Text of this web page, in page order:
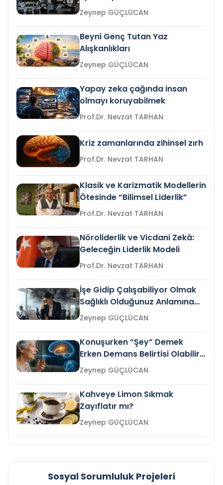
Zeynep GÜÇLÜCAN
Beyni Genç Tutan Yaz
Alışkanlıkları
Zeynep GÜÇLÜCAN
Yapay zeka çağında insan
olmayı koruyabilmek
Prof.Dr. Nevzat TARHAN
Kriz zamanlarında zihinsel zırh
Prof.Dr. Nevzat TARHAN
Klasik ve Karizmatik Modellerin
Ötesinde “Bilimsel Liderlik”
Prof.Dr. Nevzat TARHAN
Nöroliderlik ve Vicdani Zekâ:
Geleceğin Liderlik Modeli
Prof.Dr. Nevzat TARHAN
İşe Gidip Çalışabiliyor Olmak
Sağlıklı Olduğunuz Anlamına
Gelir mi?Zeynep GÜÇLÜCAN
Konuşurken “Şey” Demek
Erken Demans Belirtisi Olabilir
mi?
Zeynep GÜÇLÜCAN
Kahveye Limon Sıkmak
Zayıflatır mı?
Zeynep GÜÇLÜCAN
Sosyal Sorumluluk Projeleri